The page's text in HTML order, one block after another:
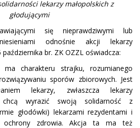
lekarzy małopolskich z
głodującymi
się nieprawdziwymi lub
odnośnie akcji lekarzy
br. ZK OZZL oświadcza:
charakteru strajku, rozumianego
sporów zbiorowych. Jest
lekarzy, zwłaszcza lekarzy
chcą wyrazić swoją solidarność z
głodówki) lekarzami rezydentami i
ochrony zdrowia. Akcja ta ma też